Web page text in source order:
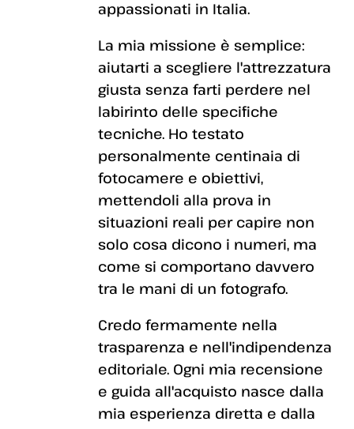
appassionati in Italia.
La mia missione è semplice:
aiutarti a scegliere l'attrezzatura
giusta senza farti perdere nel
labirinto delle specifiche
tecniche. Ho testato
personalmente centinaia di
fotocamere e obiettivi,
mettendoli alla prova in
situazioni reali per capire non
solo cosa dicono i numeri, ma
come si comportano davvero
tra le mani di un fotografo.
Credo fermamente nella
trasparenza e nell'indipendenza
editoriale. Ogni mia recensione
e guida all'acquisto nasce dalla
mia esperienza diretta e dalla